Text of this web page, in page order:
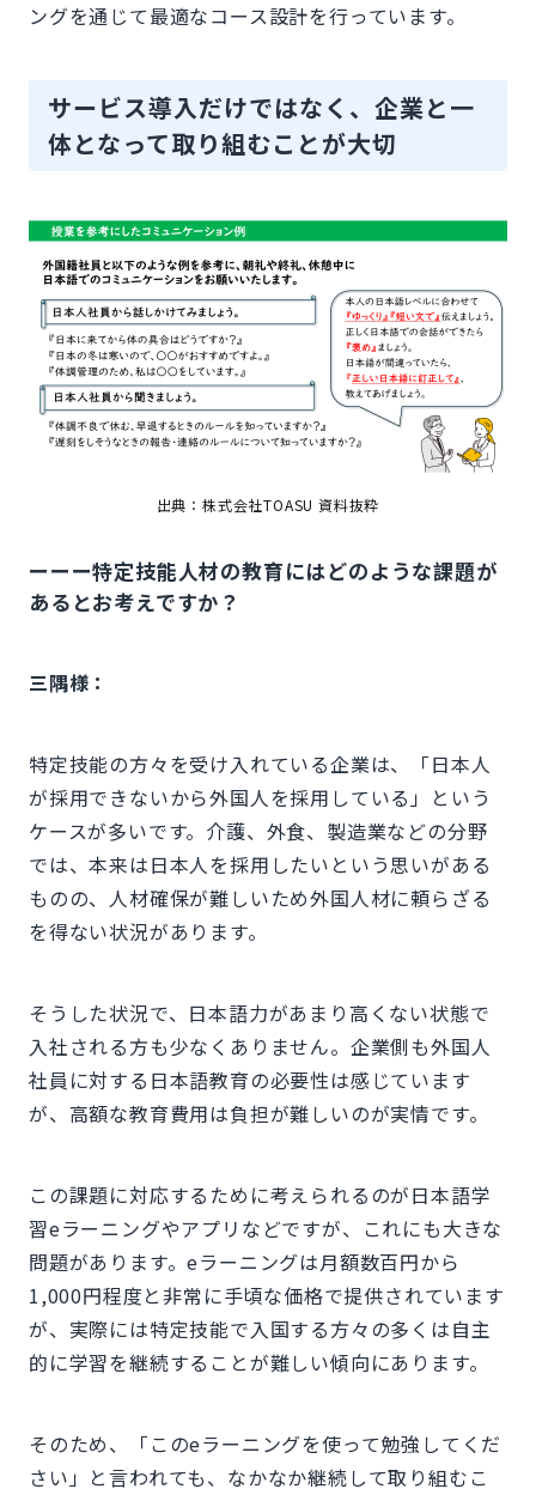
ングを通じて最適なコース設計を行っています。
サービス導入だけではなく、企業と一
体となって取り組むことが大切
出典：株式会社TOASU 資料抜粋
ーーー特定技能人材の教育にはどのような課題が
あるとお考えですか？
三隅様：
特定技能の方々を受け入れている企業は、「日本人
が採用できないから外国人を採用している」という
ケースが多いです。介護、外食、製造業などの分野
では、本来は日本人を採用したいという思いがある
ものの、人材確保が難しいため外国人材に頼らざる
を得ない状況があります。
そうした状況で、日本語力があまり高くない状態で
入社される方も少なくありません。企業側も外国人
社員に対する日本語教育の必要性は感じています
が、高額な教育費用は負担が難しいのが実情です。
この課題に対応するために考えられるのが日本語学
習eラーニングやアプリなどですが、これにも大きな
問題があります。eラーニングは月額数百円から
1,000円程度と非常に手頃な価格で提供されています
が、実際には特定技能で入国する方々の多くは自主
的に学習を継続することが難しい傾向にあります。
そのため、「このeラーニングを使って勉強してくだ
さい」と言われても、なかなか継続して取り組むこ